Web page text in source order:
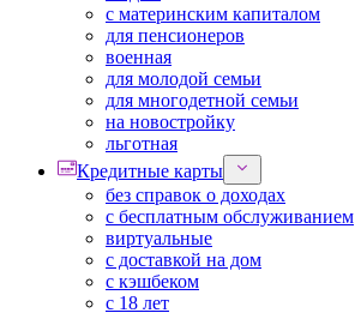
с материнским капиталом
для пенсионеров
военная
для молодой семьи
для многодетной семьи
на новостройку
льготная
Кредитные карты
без справок о доходах
с бесплатным обслуживанием
виртуальные
с доставкой на дом
с кэшбеком
с 18 лет